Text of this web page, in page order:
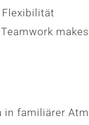
in familiärer